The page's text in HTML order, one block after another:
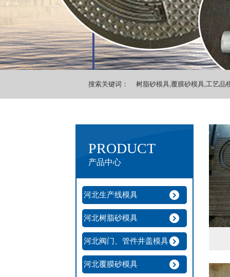
搜索关键词： 树脂砂模具,覆膜砂模具,工艺品
PRODUCT
产品中心
河北生产线模具
河北树脂砂模具
河北阀门、管件井盖模具
河北覆膜砂模具